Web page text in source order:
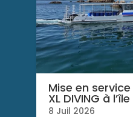
Mise en service
XL DIVING à
8 Juil 2026